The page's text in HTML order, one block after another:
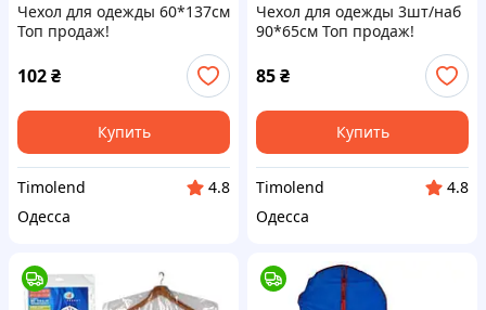
Чехол для одежды 60*137см
Топ продаж!
102₴
Купить
Timolend
4.8
Одесса
Чехол для одежды 3шт/наб
90*65см Топ продаж!
85₴
Купить
Timolend
4.8
Одесса